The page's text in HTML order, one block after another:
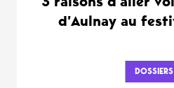
d’Aulnay au
DOSSIERS